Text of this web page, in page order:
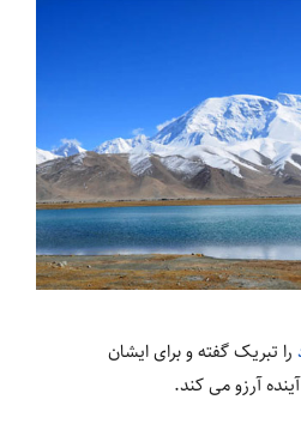
را تبریک گفته و برای ایشان
آرزو می کند.